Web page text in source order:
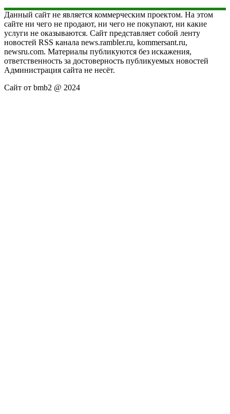
Данный сайт не является коммерческим проектом. На этом
сайте ни чего не продают, ни чего не покупают, ни какие
услуги не оказываются. Сайт представляет собой ленту
новостей RSS канала news.rambler.ru, kommersant.ru,
newsru.com. Материалы публикуются без искажения,
ответственность за достоверность публикуемых новостей
Администрация сайта не несёт.
Сайт от bmb2 @ 2024